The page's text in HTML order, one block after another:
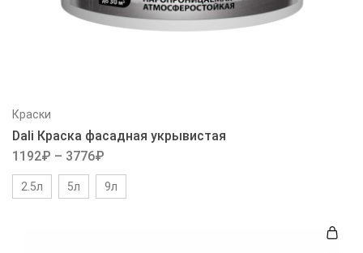
Краски
Dali Краска фасадная укрывистая
1192₽ – 3776₽
2.5л 5л 9л